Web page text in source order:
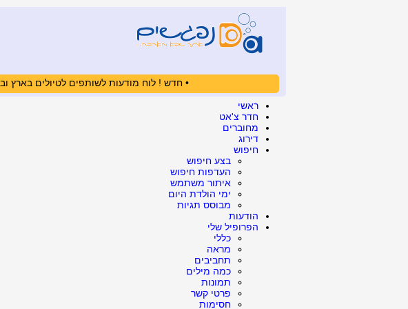
• חדש ! לוח מודעות לשותפים לטיולים בארץ
ראשי
חדר צ'אט
מחוברים
דירוג
חיפוש
בצע חיפוש
העדפות חיפוש
איתור משתמש
ימי הולדת היום
מבוסס תגיות
הודעות
הפרופיל שלי
כללי
מראה
תחביבים
כמה מילים
תמונות
פרטי קשר
חסימות